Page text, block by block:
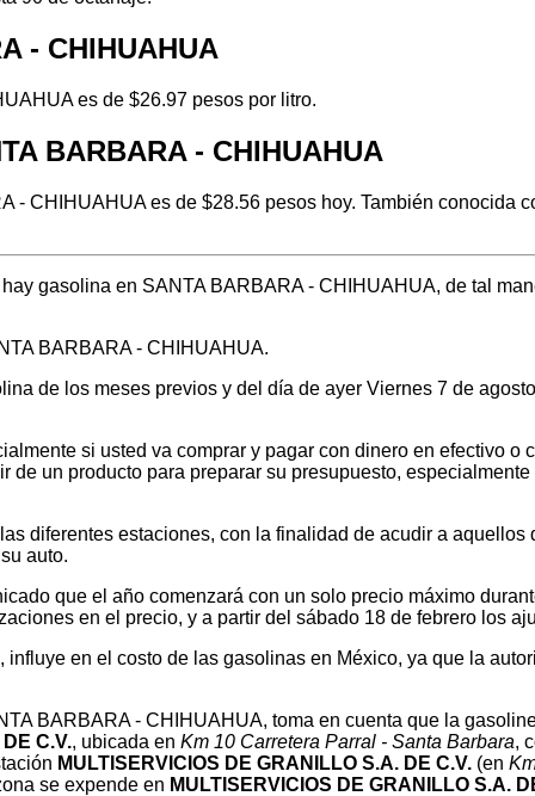
- CHIHUAHUA
es de $26.97 pesos por litro.
BARBARA - CHIHUAHUA
- CHIHUAHUA es de $28.56 pesos hoy. También conocida
gasolina en SANTA BARBARA - CHIHUAHUA, de tal
BARBARA - CHIHUAHUA.
de los meses previos y del día de ayer Viernes 7 de
si usted va comprar y pagar con dinero en efectivo o
de un producto para preparar su presupuesto,
diferentes estaciones, con la finalidad de acudir a
auto.
que el año comenzará con un solo precio máximo
en el precio, y a partir del sábado 18 de febrero los
en el costo de las gasolinas en México, ya que la
BARBARA - CHIHUAHUA, toma en cuenta que la
C.V., ubicada en Km 10 Carretera Parral - Santa Barbara,
MULTISERVICIOS DE GRANILLO S.A. DE C.V. (en
se expende en MULTISERVICIOS DE GRANILLO S.A.